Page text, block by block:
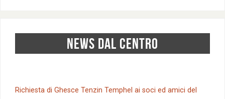
NEWS DAL CENTRO
Richiesta di Ghesce Tenzin Temphel ai soci ed amici del